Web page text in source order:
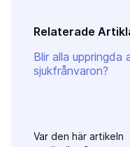
Relaterade
Blir alla uppringda
sjukfrånvaron?
Var den här artikeln